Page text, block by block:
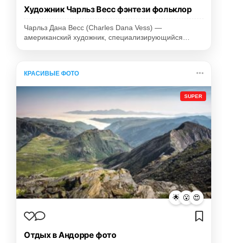
Художник Чарльз Весс фэнтези фольклор
Чарльз Дана Весс (Charles Dana Vess) —
американский художник, специализирующийся…
КРАСИВЫЕ ФОТО
SUPER
🌟 😮 😍
Отдых в Андорре фото